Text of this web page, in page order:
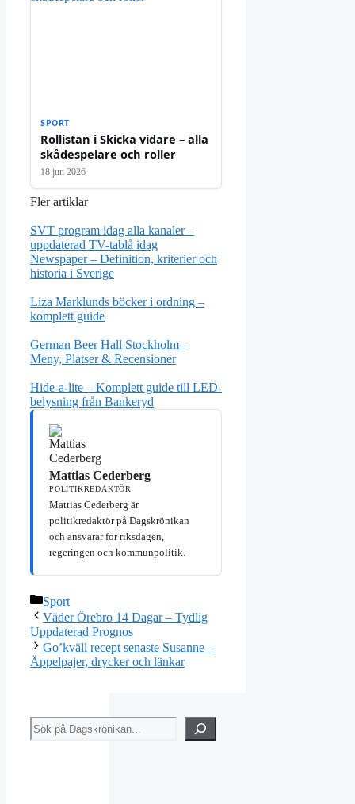
SPORT
Rollistan i Skicka vidare – alla
skådespelare och roller
18 jun 2026
Fler artiklar
SVT program idag alla kanaler –
uppdaterad TV-tablå idag
Newspaper – Definition, kriterier och
historia i Sverige
Liza Marklunds böcker i ordning –
komplett guide
German Beer Hall Stockholm –
Meny, Platser & Recensioner
Hide-a-lite – Komplett guide till LED-
belysning från Bankeryd
Mattias Cederberg
POLITIKREDAKTÖR
Mattias Cederberg är
politikredaktör på Dagskrönikan
och ansvarar för riksdagen,
regeringen och kommunpolitik.
Kategorier
Sport
Väder Örebro 14 Dagar – Tydlig
Uppdaterad Prognos
Go’kväll recept senaste Susanne –
Äppelpajer, drycker och länkar
Sök